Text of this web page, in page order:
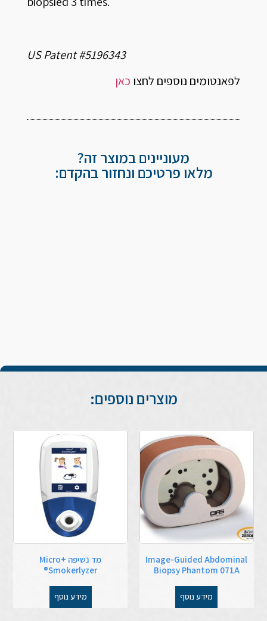
US Patent #5196343
לפאנטומים נוספים לחצו כאן
מעוניינים במוצר זה?
מלאו פרטיכם ונחזור בהקדם:
מוצרים נוספים:
Image-Guided Abdominal
Biopsy Phantom 071A
מידע נוסף
מד נשיפה Micro+
Smokerlyzer®
מידע נוסף